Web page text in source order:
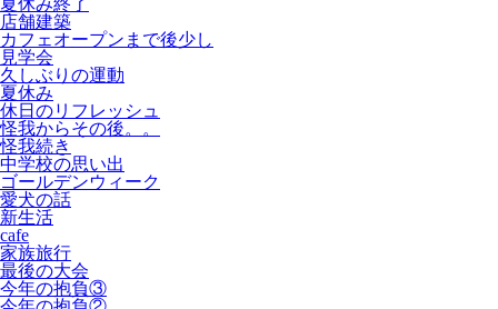
夏休み終了
店舗建築
カフェオープンまで後少し
見学会
久しぶりの運動
夏休み
休日のリフレッシュ
怪我からその後。。
怪我続き
中学校の思い出
ゴールデンウィーク
愛犬の話
新生活
cafe
家族旅行
最後の大会
今年の抱負③